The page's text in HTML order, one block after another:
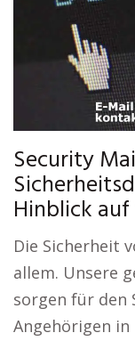
Security
Hinblick
Die Sicherheit
allem. Unsere
sorgen für den
Angehörigen